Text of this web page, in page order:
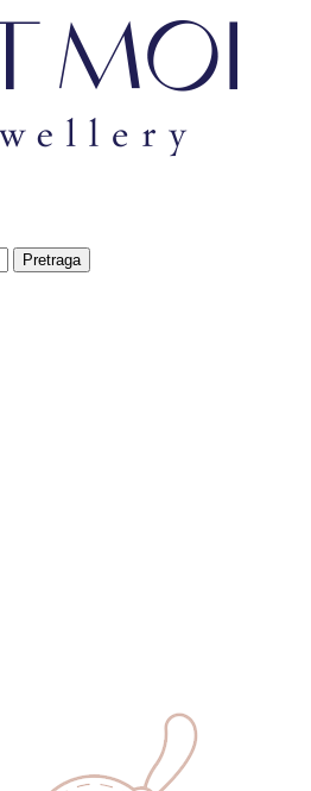
Pretraga